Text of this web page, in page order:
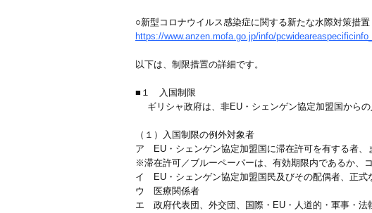
○新型コロナウイルス感染症に関する新たな水際対策措置
https://www.anzen.mofa.go.jp/info/
以下は、制限措置の詳細です。
■１ 入国制限
ギリシャ政府は、非EU・シェンゲン協定加盟国からの
（１）入国制限の例外対象者
ア EU・シェンゲン協定加盟国に滞在許可を有する者、
※滞在許可／ブルーペーパーは、有効期限内であるか、
イ EU・シェンゲン協定加盟国民及びその配偶者、正式
ウ 医療関係者
エ 政府代表団、外交団、国際・EU・人道的・軍事・法